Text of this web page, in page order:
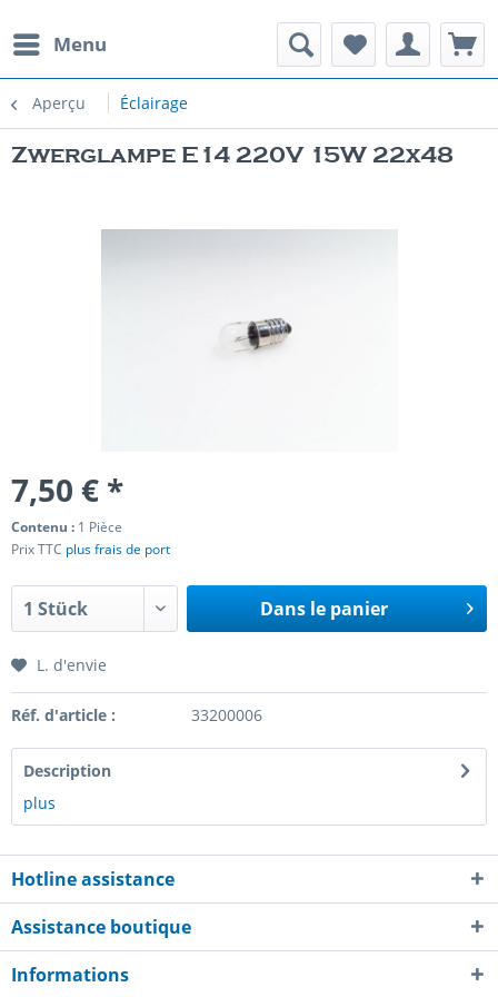
Menu
Aperçu Éclairage
Zwerglampe E14 220V 15W 22x48
7,50 € *
Contenu : 1 Pièce
Prix TTC plus frais de port
Dans le panier
L. d'envie
Réf. d'article : 33200006
Description
plus
Hotline assistance
Assistance boutique
Informations